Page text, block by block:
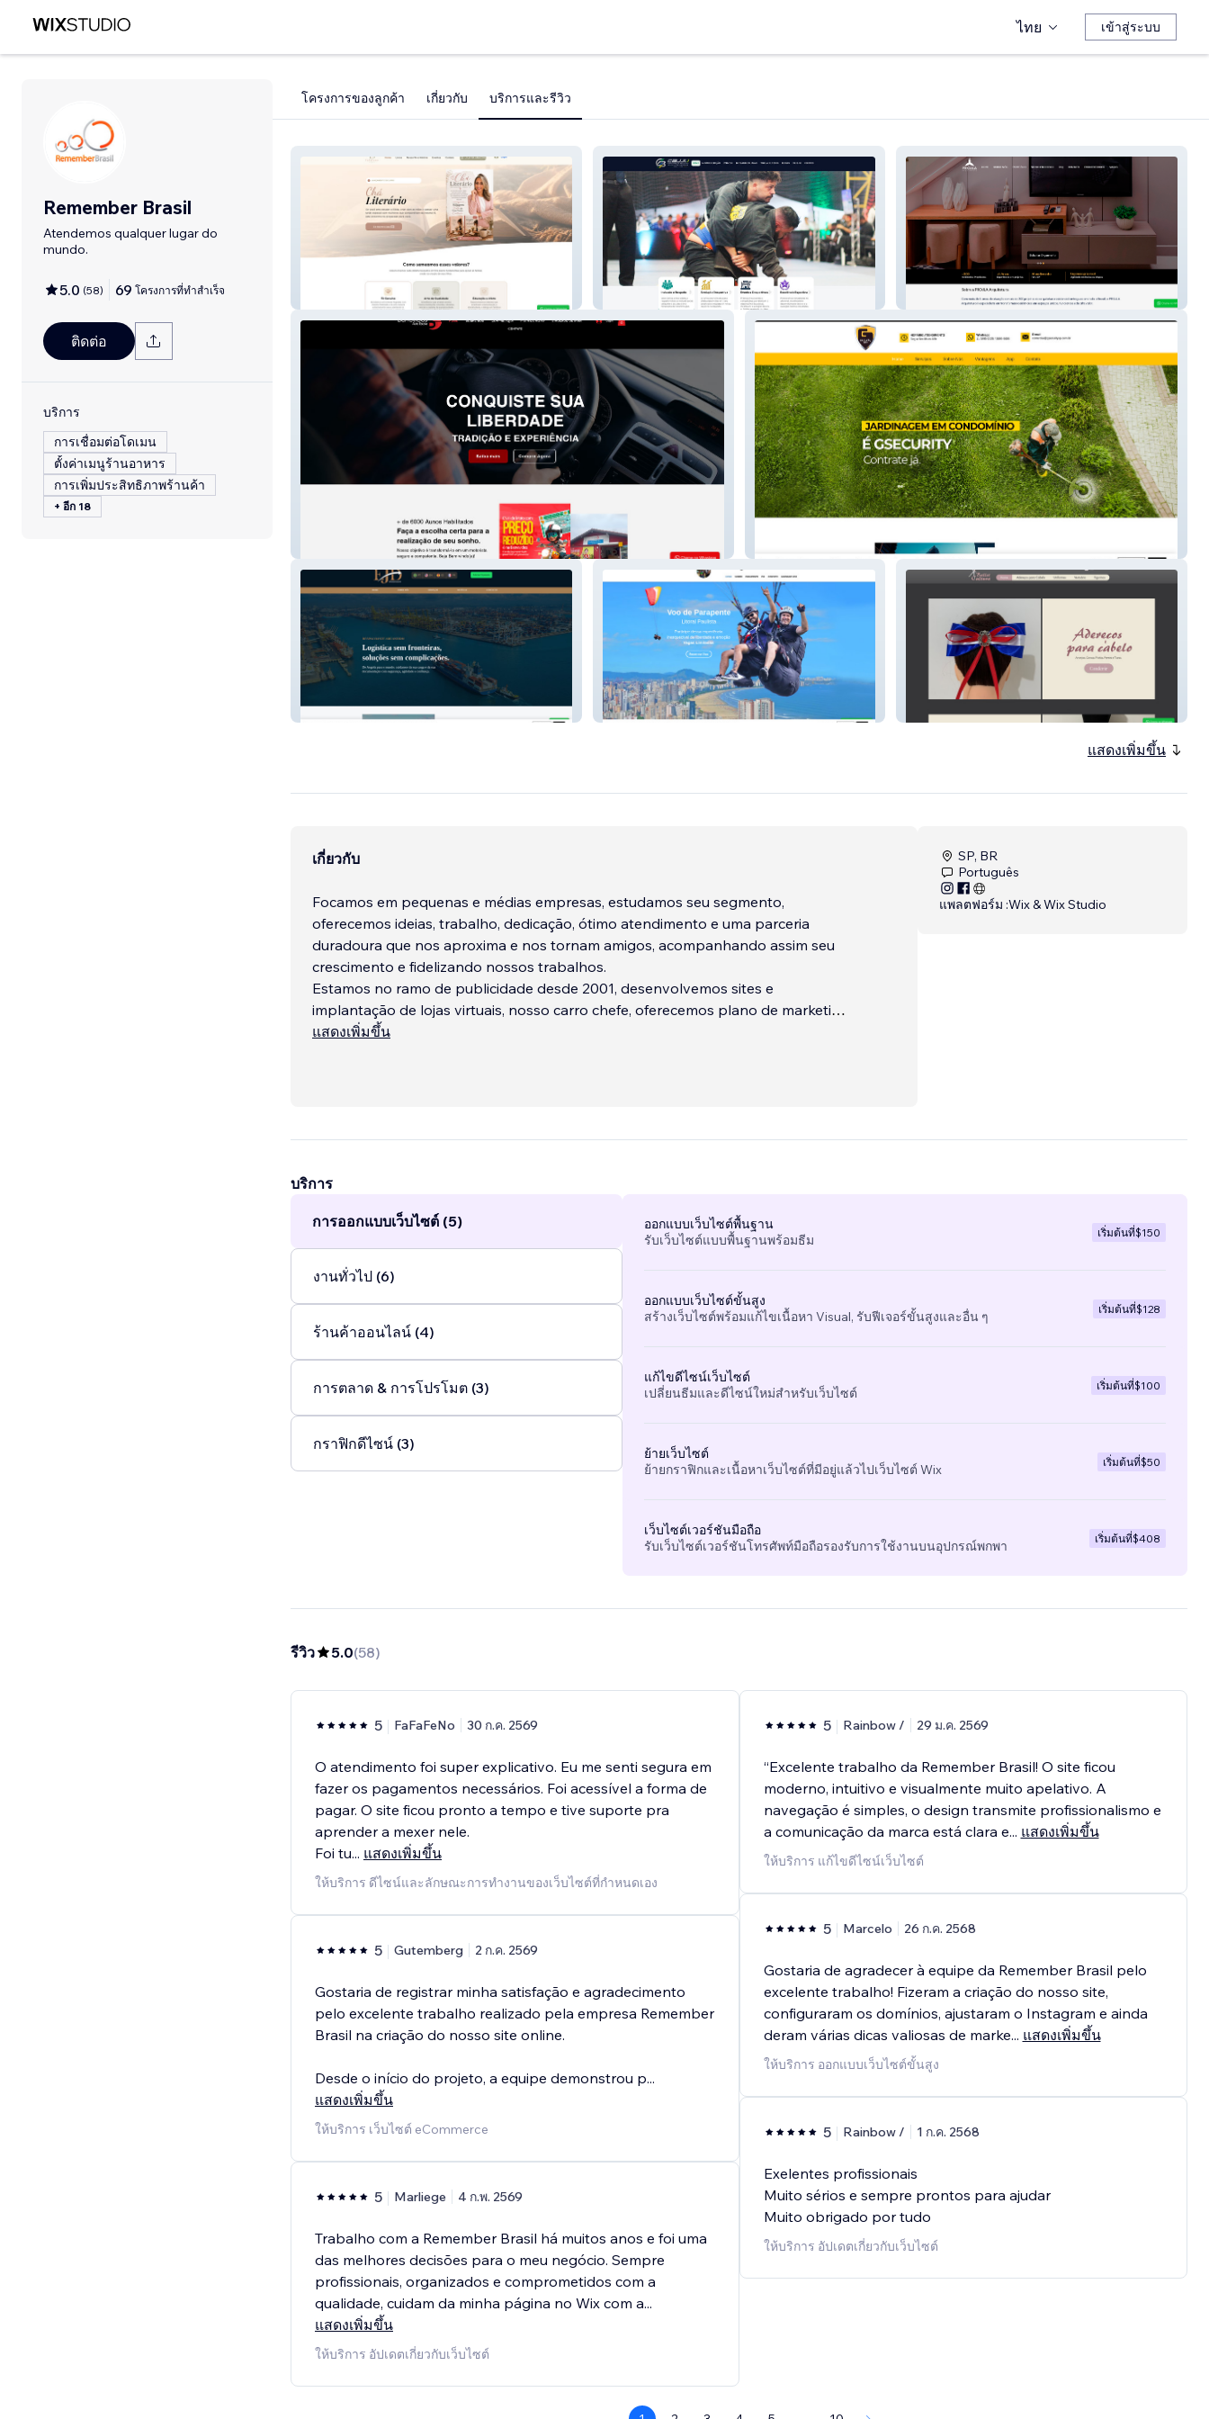
ไทย เข้าสู่ระบบ
Remember Brasil
Atendemos qualquer lugar do
mundo.
5.0 (58) 69 โครงการที่ทำสำเร็จ
ติดต่อ
บริการ
การเชื่อมต่อโดเมน
ตั้งค่าเมนูร้านอาหาร
การเพิ่มประสิทธิภาพร้านค้า
+ อีก 18
โครงการของลูกค้า เกี่ยวกับ บริการและรีวิว
Projla Arquitetura
Benevides AutoEscola
EJD Despachante Voo de Parapente
แสดงเพิ่มขึ้น
เกี่ยวกับ
Focamos em pequenas e médias empresas, estudamos seu segmento,
oferecemos ideias, trabalho, dedicação, ótimo atendimento e uma parceria
duradoura que nos aproxima e nos tornam amigos, acompanhando assim seu
crescimento e fidelizando nossos trabalhos.
Estamos no ramo de publicidade desde 2001, desenvolvemos sites e
implantação de lojas virtuais, nosso carro chefe, oferecemos plano de marketing:
Facebook, Instagram e G
แสดงเพิ่มขึ้น
SP, BR
Português
แพลตฟอร์ม :Wix & Wix Studio
บริการ
การออกแบบเว็บไซต์ (5)
งานทั่วไป (6)
ร้านค้าออนไลน์ (4)
การตลาด & การโปรโมต (3)
กราฟิกดีไซน์ (3)
ออกแบบเว็บไซต์พื้นฐาน
รับเว็บไซต์แบบพื้นฐานพร้อมธีม
เริ่มต้นที่$150
ออกแบบเว็บไซต์ขั้นสูง
สร้างเว็บไซต์พร้อมแก้ไขเนื้อหา Visual, รับฟีเจอร์ขั้นสูงและอื่น ๆ
เริ่มต้นที่$128
แก้ไขดีไซน์เว็บไซต์
เปลี่ยนธีมและดีไซน์ใหม่สำหรับเว็บไซต์
เริ่มต้นที่$100
ย้ายเว็บไซต์
ย้ายกราฟิกและเนื้อหาเว็บไซต์ที่มีอยู่แล้วไปเว็บไซต์ Wix
เริ่มต้นที่$50
เว็บไซต์เวอร์ชันมือถือ
รับเว็บไซต์เวอร์ชันโทรศัพท์มือถือรองรับการใช้งานบนอุปกรณ์พกพา
เริ่มต้นที่$408
รีวิว 5.0(58)
5 FaFaFeNo 30 ก.ค. 2569
O atendimento foi super explicativo. Eu me senti segura em
fazer os pagamentos necessários. Foi acessível a forma de
pagar. O site ficou pronto a tempo e tive suporte pra
aprender a mexer nele.
Foi tu... แสดงเพิ่มขึ้น
ให้บริการ ดีไซน์และลักษณะการทำงานของเว็บไซต์ที่กำหนดเอง
5 Gutemberg 2 ก.ค. 2569
Gostaria de registrar minha satisfação e agradecimento
pelo excelente trabalho realizado pela empresa Remember
Brasil na criação do nosso site online.
Desde o início do projeto, a equipe demonstrou p...
แสดงเพิ่มขึ้น
ให้บริการ เว็บไซต์ eCommerce
5 Marliege 4 ก.พ. 2569
Trabalho com a Remember Brasil há muitos anos e foi uma
das melhores decisões para o meu negócio. Sempre
profissionais, organizados e comprometidos com a
qualidade, cuidam da minha página no Wix com a...
แสดงเพิ่มขึ้น
ให้บริการ อัปเดตเกี่ยวกับเว็บไซต์
5 Rainbow / 29 ม.ค. 2569
“Excelente trabalho da Remember Brasil! O site ficou
moderno, intuitivo e visualmente muito apelativo. A
navegação é simples, o design transmite profissionalismo e
a comunicação da marca está clara e... แสดงเพิ่มขึ้น
ให้บริการ แก้ไขดีไซน์เว็บไซต์
5 Marcelo 26 ก.ค. 2568
Gostaria de agradecer à equipe da Remember Brasil pelo
excelente trabalho! Fizeram a criação do nosso site,
configuraram os domínios, ajustaram o Instagram e ainda
deram várias dicas valiosas de marke... แสดงเพิ่มขึ้น
ให้บริการ ออกแบบเว็บไซต์ขั้นสูง
5 Rainbow / 1 ก.ค. 2568
Exelentes profissionais
Muito sérios e sempre prontos para ajudar
Muito obrigado por tudo
ให้บริการ อัปเดตเกี่ยวกับเว็บไซต์